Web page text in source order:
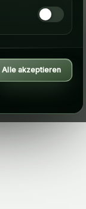
Alle akzeptieren